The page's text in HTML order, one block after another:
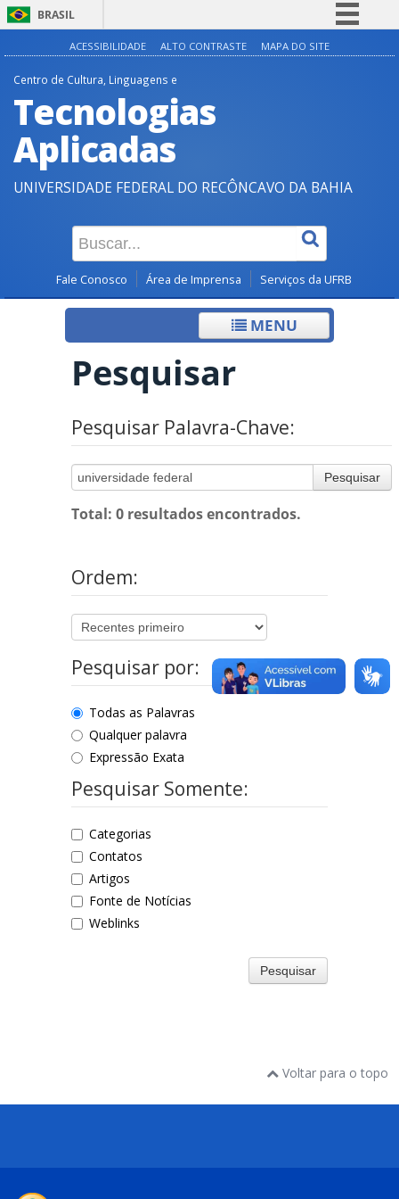
BRASIL
Simplifique!
Canais
ACESSIBILIDADE ALTO CONTRASTE MAPA DO SITE
Centro de Cultura, Linguagens e
Tecnologias
Aplicadas
UNIVERSIDADE FEDERAL DO RECÔNCAVO DA BAHIA
Fale Conosco Área de Imprensa Serviços da UFRB
MENU
Pesquisar
Pesquisar Palavra-Chave:
Pesquisar
Total: 0 resultados encontrados.
Ordem:
Pesquisar por:
Todas as Palavras
Qualquer palavra
Expressão Exata
Pesquisar Somente:
Categorias
Contatos
Artigos
Fonte de Notícias
Weblinks
Pesquisar
Voltar para o topo